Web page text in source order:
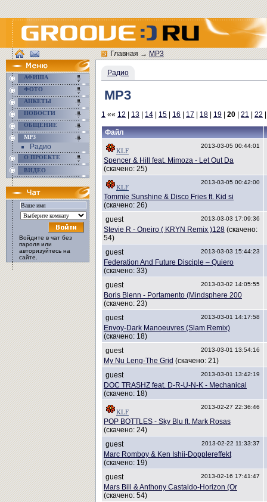
АФИША
ФОТО
АНКЕТЫ
НОВОСТИ
ОБЩЕНИЕ
MP3
Радио
О ПРОЕКТЕ
ВИДЕО
Войдите в чат без
пароля или
авторизуйтесь на
сайте.
Главная→MP3
Радио
MP3
1 «« 12 13 14 15 16 17 18 19 20 21 22
Файл
KLF
2013-03-05 00:44:01
Spencer & Hill feat. Mimoza - Let Out Da
(скачено: 25)
KLF
2013-03-05 00:42:00
Tommie Sunshine & Disco Fries ft. Kid si
(скачено: 26)
guest
2013-03-03 17:09:36
Stevie R - Oneiro ( KRYN Remix )128 (скачено:
54)
guest
2013-03-03 15:44:23
Federation And Future Disciple – Quiero
(скачено: 33)
guest
2013-03-02 14:05:55
Boris Blenn - Portamento (Mindsphere 200
(скачено: 23)
guest
2013-03-01 14:17:58
Envoy-Dark Manoeuvres (Slam Remix)
(скачено: 18)
guest
2013-03-01 13:54:16
My Nu Leng-The Grid (скачено: 21)
guest
2013-03-01 13:42:19
DOC TRASHZ feat. D-R-U-N-K - Mechanical
(скачено: 18)
KLF
2013-02-27 22:36:46
POP BOTTLES - Sky Blu ft. Mark Rosas
(скачено: 24)
guest
2013-02-22 11:33:37
Marc Romboy & Ken Ishii-Dopplereffekt
(скачено: 19)
guest
2013-02-16 17:41:47
Mars Bill & Anthony Castaldo-Horizon (Or
(скачено: 54)